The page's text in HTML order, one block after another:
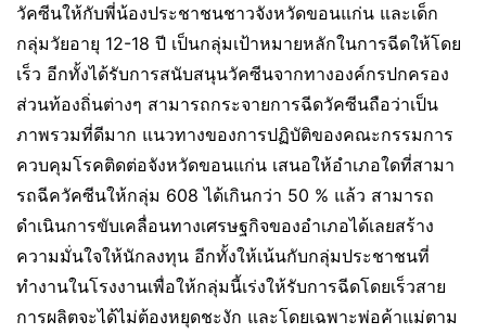
วัคซีนให้กับพี่น้องประชาชนชาวจังหวัดขอนแก่น และเด็ก
กลุ่มวัยอายุ 12-18 ปี เป็นกลุ่มเป้าหมายหลักในการฉีดให้โดย
เร็ว อีกทั้งได้รับการสนับสนุนวัคซีนจากทางองค์กรปกครอง
ส่วนท้องถิ่นต่างๆ สามารถกระจายการฉีดวัคซีนถือว่าเป็น
ภาพรวมที่ดีมาก แนวทางของการปฏิบัติของคณะกรรมการ
ควบคุมโรคติดต่อจังหวัดขอนแก่น เสนอให้อำเภอใดที่สามา
รถฉีควัคซีนให้กลุ่ม 608 ได้เกินกว่า 50 % แล้ว สามารถ
ดำเนินการขับเคลื่อนทางเศรษฐกิจของอำเภอได้เลยสร้าง
ความมั่นใจให้นักลงทุน อีกทั้งให้เน้นกับกลุ่มประชาชนที่
ทำงานในโรงงานเพื่อให้กลุ่มนี้เร่งให้รับการฉีดโดยเร็วสาย
การผลิตจะได้ไม่ต้องหยุดชะงัก และโดยเฉพาะพ่อค้าแม่ตาม